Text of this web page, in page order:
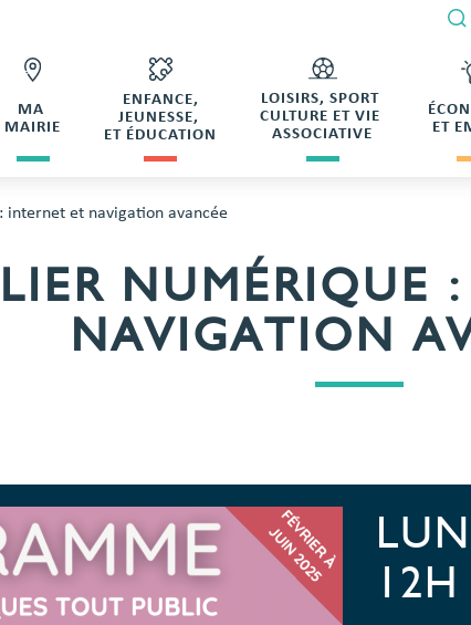
MA
MAIRIE
ENFANCE,
JEUNESSE,
ET ÉDUCATION
LOISIRS, SPORT
CULTURE ET VIE
ASSOCIATIVE
ET
internet et navigation avancée
NUMÉRIQUE
NAVIGATION
12H